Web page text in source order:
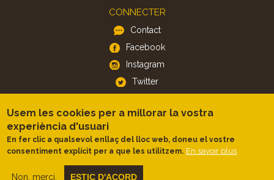
CONNECTER
Contact
Facebook
Instagram
Twitter
APP
iOS
Android
Usem les cookies per a millorar la vostra
experiència d'usuari
En fer clic a qualsevol enllaç del lloc web, doneu el vostre
consentiment explícit per a que les utilitzem. En savoir plus
Non, merci. ESTIC D'ACORD